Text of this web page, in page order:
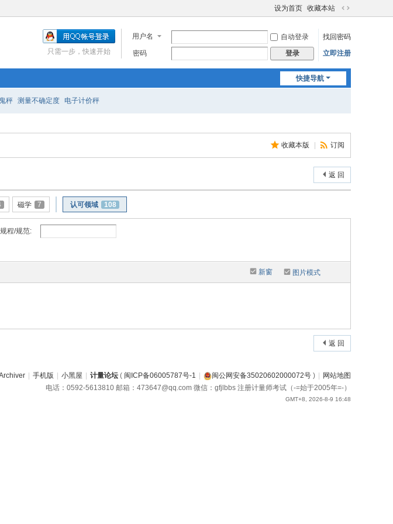
设为首页 收藏本站
切
到
宽
用户名 自动登录
找回密码
密码
登录 立即注册
只需一步，快速开始
快捷导航
鬼秤 测量不确定度 电子计价秤
收藏本版 订阅
返 回
磁学 7 认可领域 108
程/规范:
新窗 图片模式
返 回
手机版 小黑屋 计量论坛 ( 闽ICP备06005787号-1 闽公网安备35020602000072号 )
网站地图
电话：0592-5613810 邮箱：473647@qq.com 微信：gfjlbbs 注册计量师考试（-=始于2005年=-）
GMT+8, 2026-8-9 16:48